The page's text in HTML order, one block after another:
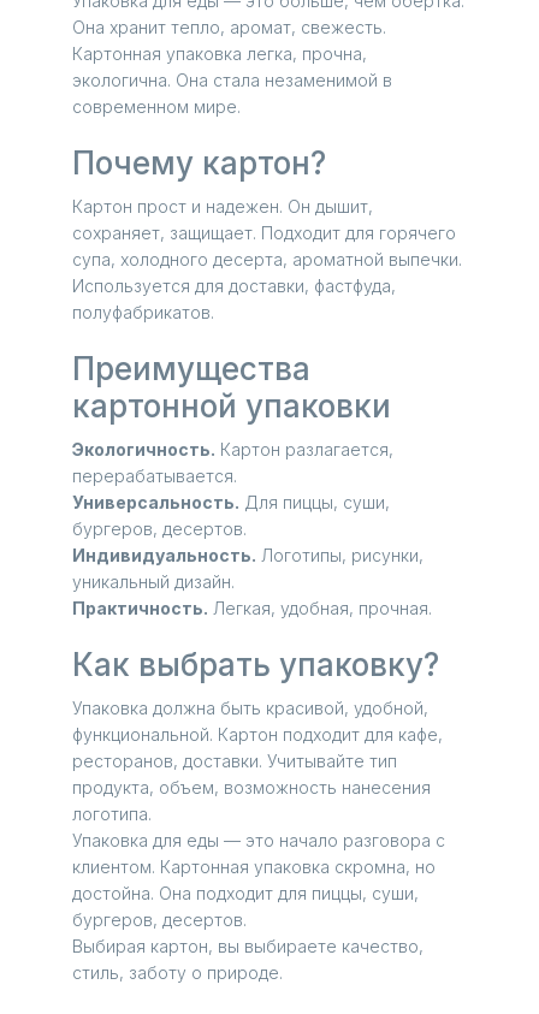
Она хранит тепло, аромат, свежесть.
Картонная упаковка легка, прочна,
экологична. Она стала незаменимой в
современном мире.
Почему картон?
Картон прост и надежен. Он дышит,
сохраняет, защищает. Подходит для горячего
супа, холодного десерта, ароматной выпечки.
Используется для доставки, фастфуда,
полуфабрикатов.
Преимущества
картонной упаковки
Экологичность. Картон разлагается,
перерабатывается.
Универсальность. Для пиццы, суши,
бургеров, десертов.
Индивидуальность. Логотипы, рисунки,
уникальный дизайн.
Практичность. Легкая, удобная, прочная.
Как выбрать упаковку?
Упаковка должна быть красивой, удобной,
функциональной. Картон подходит для кафе,
ресторанов, доставки. Учитывайте тип
продукта, объем, возможность нанесения
логотипа.
Упаковка для еды — это начало разговора с
клиентом. Картонная упаковка скромна, но
достойна. Она подходит для пиццы, суши,
бургеров, десертов.
Выбирая картон, вы выбираете качество,
стиль, заботу о природе.